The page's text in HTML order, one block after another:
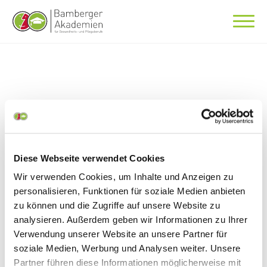
Diese Webseite verwendet Cookies
Wir verwenden Cookies, um Inhalte und Anzeigen zu
personalisieren, Funktionen für soziale Medien anbieten
zu können und die Zugriffe auf unsere Website zu
analysieren. Außerdem geben wir Informationen zu Ihrer
Verwendung unserer Website an unsere Partner für
soziale Medien, Werbung und Analysen weiter. Unsere
Partner führen diese Informationen möglicherweise mit
Häufige Fragen
Fragen und Antworten rund um das
Skills Lab Bamberg
Uns erreichen häufig Fragen rund um unser Skills
Lab Bamberg. Im Folgenden finden Sie eine
Auswahl der am häufigsten vorgekommenen
Unklarheiten. Sollten Sie weitere Informationen